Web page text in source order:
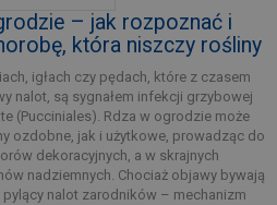
– jak rozpoznać i
która niszczy rośliny
igłach czy pędach, które z czasem
nalot, są sygnałem infekcji grzybowej
(Pucciniales). Rdza w ogrodzie może
ozdobne, jak i użytkowe, prowadząc do
dekoracyjnych, a w skrajnych
nadziemnych. Chociaż objawy bywają
nalot zarodników – mechanizm